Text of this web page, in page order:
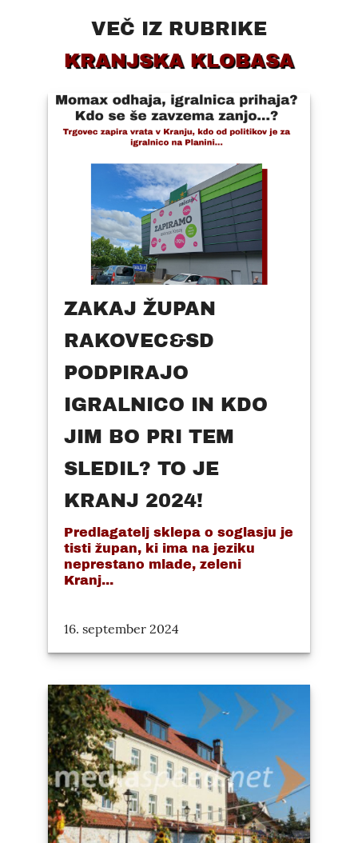
VEČ IZ RUBRIKE
KRANJSKA KLOBASA
ZAKAJ ŽUPAN
RAKOVEC&SD
PODPIRAJO
IGRALNICO IN KDO
JIM BO PRI TEM
SLEDIL? TO JE
KRANJ 2024!
Predlagatelj sklepa o soglasju je
tisti župan, ki ima na jeziku
neprestano mlade, zeleni
Kranj...
16. september 2024